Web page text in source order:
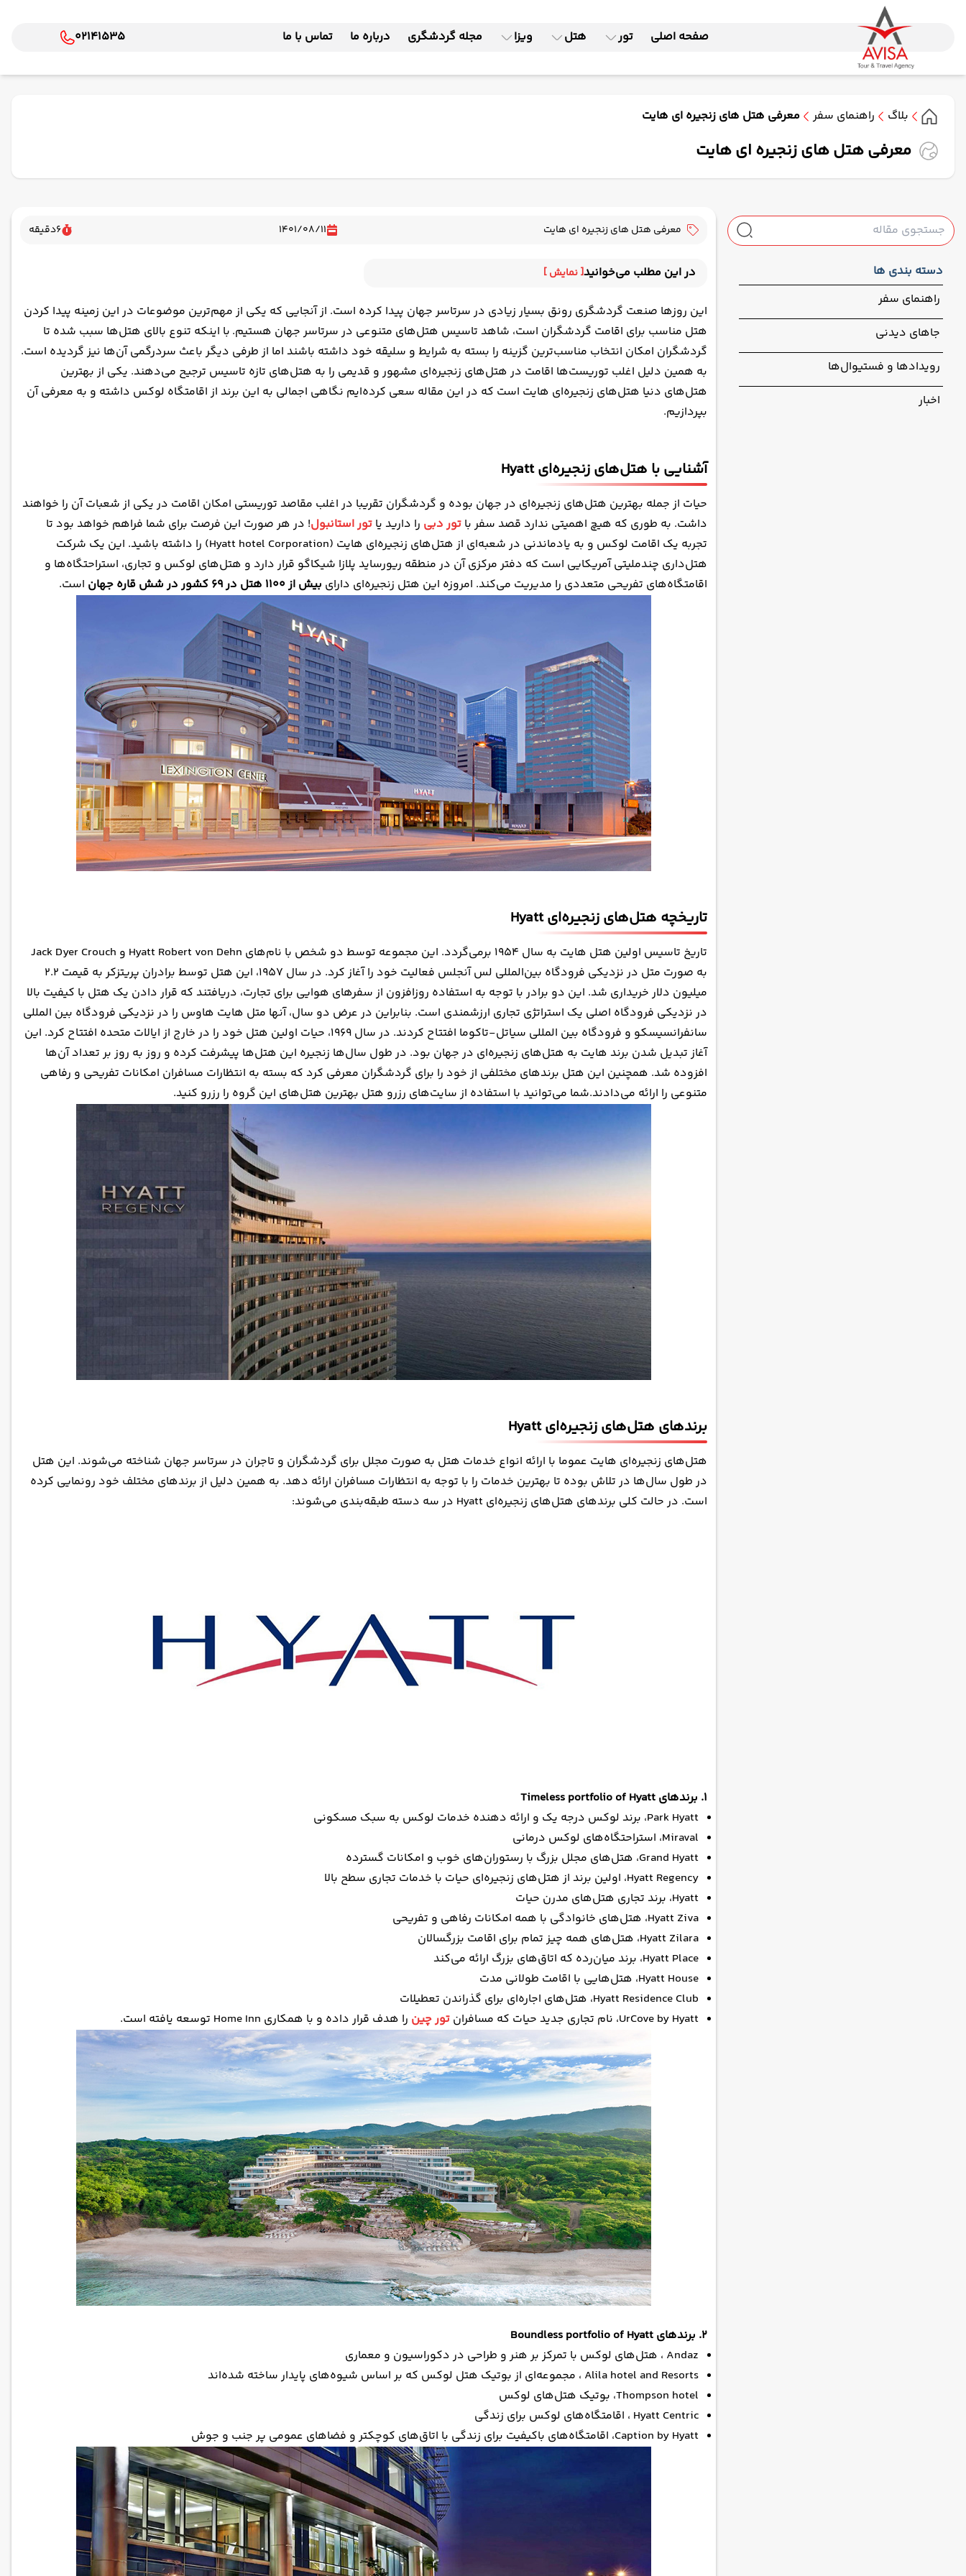
صفحه اصلی تور هتل ویزا مجله گردشگری درباره ما تماس با ما 02141535
بلاگ راهنمای سفر معرفی هتل های زنجیره ای هایت
معرفی هتل های زنجیره ای هایت
دسته بندی ها
راهنمای سفر
جاهای دیدنی
رویدادها و فستیوال‌ها
اخبار
معرفی هتل های زنجیره ای هایت 1401/08/11
6دقیقه
در این مطلب می‌خوانید[ نمایش ]
تاریخچه هتل‌های زنجیره‌ای Hyatt
برندهای هتل‌های زنجیره‌ای Hyatt
بهترین هتل‌های زنجیره‌ای Hyatt در جهان
نکات جالب در مورد هتل‌های زنجیره‌ای Hyatt
این روزها صنعت گردشگری رونق بسیار زیادی در سرتاسر جهان پیدا کرده است. از آنجایی که یکی از مهم‌ترین موضوعات در این زمینه پیدا کردن
هتل مناسب برای اقامت گردشگران است، شاهد تاسیس هتل‌های متنوعی در سرتاسر جهان هستیم. با اینکه تنوع بالای هتل‌ها سبب شده تا
گردشگران امکان انتخاب مناسب‌ترین گزینه را بسته به شرایط و سلیقه خود داشته باشند اما از طرفی دیگر باعث سردرگمی آن‌ها نیز گردیده است.
به همین دلیل اغلب توریست‌ها اقامت درهتل‌های زنجیره‌ای مشهورو قدیمی را به هتل‌های تازه تاسیس ترجیح می‌دهند. یکی ازبهترین
هتل‌های دنیا هتل‌های زنجیره‌ای هایت است که در این مقاله سعی کرده‌ایم نگاهی اجمالی به این برند از اقامتگاه لوکس داشته و به معرفی آن
بپردازیم.
آشنایی با هتل‌های زنجیره‌ای Hyatt
حیات از جمله بهترین هتل‌های زنجیره‌ای در جهان بوده و گردشگران تقریبا در اغلب مقاصد توریستی امکان اقامت در یکی از شعبات آن را خواهند
داشت. به طوری که هیچ اهمیتی ندارد قصد سفر با تور دبی را دارید یا تور استانبول! در هر صورت این فرصت برای شما فراهم خواهد بود تا
تجربه یک اقامت لوکس و به یادماندنی در شعبه‌ای ازهتل‌های زنجیره‌ای هایت
(Hyatt hotel Corporation) را داشته باشید. این یک شرکت
هتل‌داری چندملیتی آمریکایی است که دفتر مرکزی آن در منطقه ریورساید پلازا شیکاگو قرار دارد و هتل‌های لوکس و تجاری، استراحتگاه‌ها و
اقامتگاه‌های تفریحی متعددی را مدیریت می‌کند. امروزه این هتل زنجیره‌ای دارای بیش از ۱۱۰۰ هتل در ۶۹ کشور در شش قاره جهان است.
تاریخچه هتل‌های زنجیره‌ای Hyatt
تاریخ تاسیس اولین هتل هایت به سال ۱۹۵۴ برمی‌گردد. این مجموعه توسط دو شخص با نام‌های Hyatt Robert von Dehn و Jack Dyer Crouch
به صورت متل در نزدیکی فرودگاه بین‌المللی لس آنجلس فعالیت خود را آغاز کرد. در سال ۱۹۵۷، این هتل توسط برادران پریتزکر به قیمت ۲.۲
میلیون دلار خریداری شد. این دو برادر با توجه به استفاده روزافزون از سفرهای هوایی برای تجارت، دریافتند که قرار دادن یک هتل با کیفیت بالا
در نزدیکی فرودگاه اصلی یک استراتژی تجاری ارزشمندی است. بنابراین در عرض دو سال، آنها متل هایت هاوس را در نزدیکی فرودگاه بین المللی
سانفرانسیسکو و فرودگاه بین المللی سیاتل-تاکوما افتتاح کردند. در سال ۱۹۶۹، حیات اولین هتل خود را در خارج از ایالات متحده افتتاح کرد. این
آغاز تبدیل شدن برند هایت به هتل‌های زنجیره‌ای در جهان بود. در طول سال‌ها زنجیره این هتل‌ها پیشرفت کرده و روز به روز بر تعداد آن‌ها
افزوده شد. همچنین این هتل برندهای مختلفی از خود را برای گردشگران معرفی کرد که بسته به انتظارات مسافران امکانات تفریحی و رفاهی
متنوعی را ارائه می‌دادند.شما می‌توانید با استفاده ازسایت‌های رزرو هتل بهترین ‌هتل‌های این گروه را رزرو کنید.
برندهای هتل‌های زنجیره‌ای Hyatt
هتل‌های زنجیره‌ای هایت عموما با ارائه انواع خدمات هتل به صورت مجلل برای گردشگران و تاجران در سرتاسر جهان شناخته می‌شوند. این هتل
در طول سال‌ها در تلاش بوده تا بهترین خدمات را با توجه به انتظارات مسافران ارائه دهد. به همین دلیل از برندهای مختلف خود رونمایی کرده
است. در حالت کلی برندهای هتل‌های زنجیره‌ای Hyatt در سه دسته طبقه‌بندی می‌شوند:
۱. برندهای Timeless portfolio of Hyatt
Park Hyatt، برند لوکس درجه یک و ارائه دهنده خدمات لوکس به سبک مسکونی
Miraval، استراحتگاه‌های لوکس درمانی
Grand Hyatt، هتل‌های مجلل بزرگ با رستوران‌های خوب و امکانات گسترده
Hyatt Regency، اولین برند از هتل‌های زنجیره‌ای حیات با خدمات تجاری سطح بالا
Hyatt، برند تجاری هتل‌های مدرن حیات
Hyatt Ziva، هتل‌های خانوادگی با همه امکانات رفاهی و تفریحی
Hyatt Zilara، هتل‌های همه چیز تمام برای اقامت بزرگسالان
Hyatt Place، برند میان‌رده که اتاق‌های بزرگ ارائه می‌کند
Hyatt House، هتل‌هایی با اقامت طولانی مدت
Hyatt Residence Club، هتل‌های اجاره‌ای برای گذراندن تعطیلات
UrCove by Hyatt، نام تجاری جدید حیات که مسافران
تور چین را هدف قرار داده و با همکاری Home Inn توسعه یافته است.
۲. برندهای Boundless portfolio of Hyatt
Andaz ، هتل‌های لوکس با تمرکز بر هنر و طراحی در دکوراسیون و معماری
Alila hotel and Resorts ، مجموعه‌ای از
بوتیک هتل‌ لوکس که بر اساس شیوه‌های پایدار ساخته شده‌اند
Thompson hotel، بوتیک هتل‌های لوکس
Hyatt Centric ، اقامتگاه‌های لوکس برای زندگی
Caption by Hyatt، اقامتگاه‌های باکیفیت برای زندگی با اتاق‌های کوچکتر و فضاهای عمومی پر جنب و جوش